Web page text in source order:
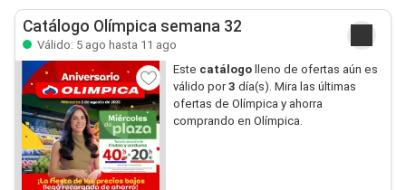
Catálogo Olímpica semana 32
Válido: 5 ago hasta 11 ago
Este catálogolleno de ofertas aún es
válido por3 día(s). Mira las últimas
ofertas de Olímpica y ahorra
comprando en Olímpica.